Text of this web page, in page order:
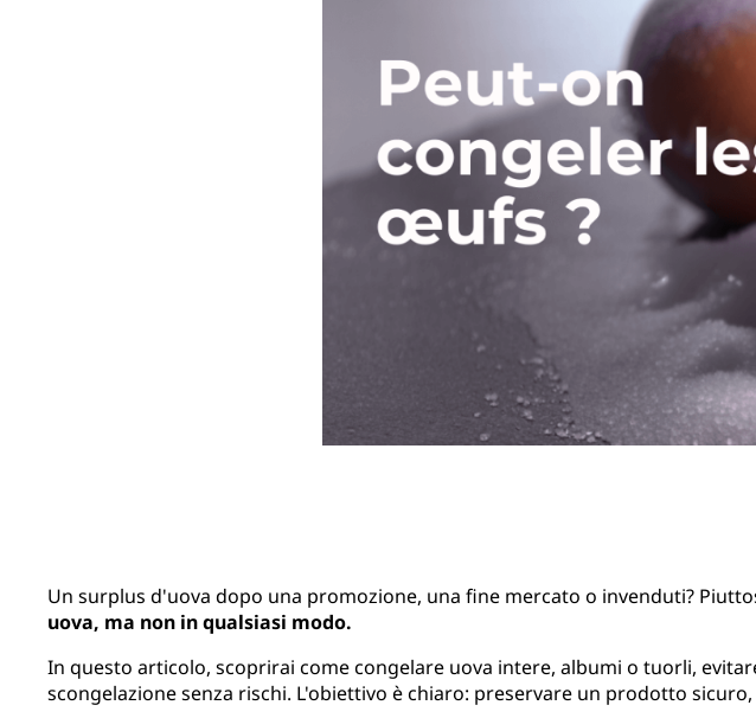
Un surplus d'uova dopo una promozione, una fine mercato o invenduti?
uova, ma non in qualsiasi modo.
In questo articolo, scoprirai come congelare uova intere, albumi o tuorli,
scongelazione senza rischi. L'obiettivo è chiaro: preservare un prodotto